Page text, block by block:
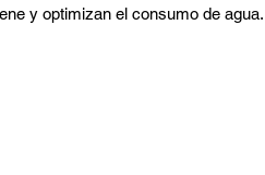
y optimizan el consumo de agua.